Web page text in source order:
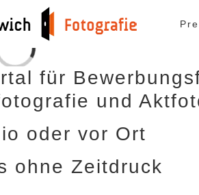
für
und
oder vor Ort
ohne Zeitdruck